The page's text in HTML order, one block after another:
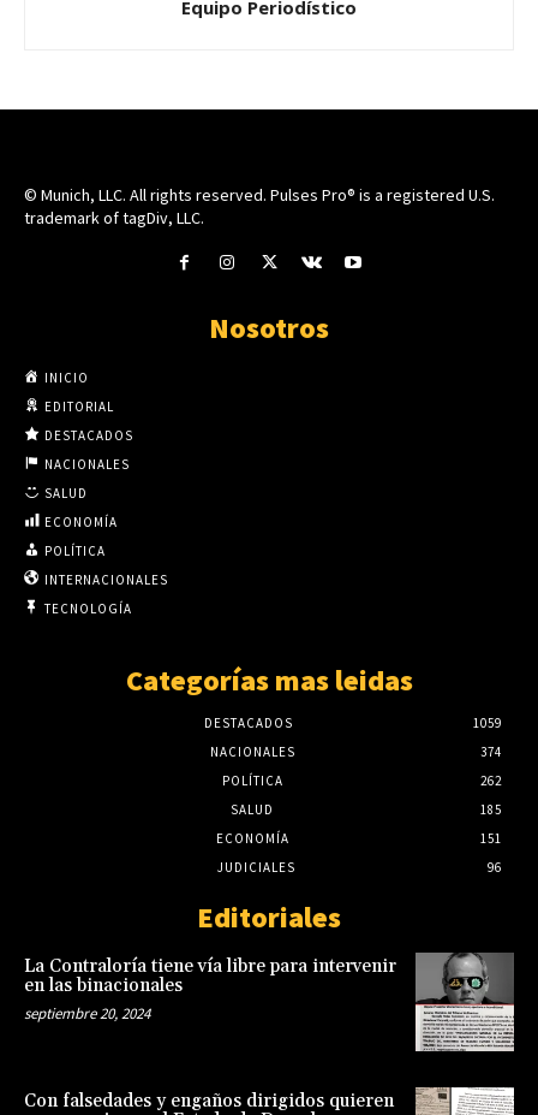
Equipo Periodístico
© Munich, LLC. All rights reserved. Pulses Pro® is a registered U.S.
trademark of tagDiv, LLC.
Nosotros
INICIO
EDITORIAL
DESTACADOS
NACIONALES
SALUD
ECONOMÍA
POLÍTICA
INTERNACIONALES
TECNOLOGÍA
Categorías mas leidas
DESTACADOS
1059
NACIONALES
374
POLÍTICA
262
SALUD
185
ECONOMÍA
151
JUDICIALES
96
Editoriales
La Contraloría tiene vía libre para intervenir
en las binacionales
septiembre 20, 2024
Con falsedades y engaños dirigidos quieren